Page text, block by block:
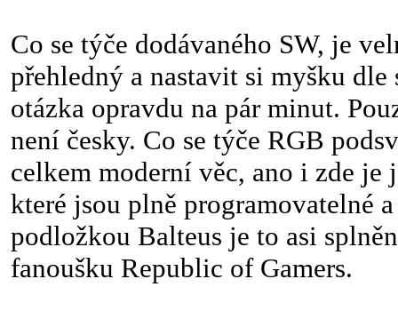
Co se týče dodávaného SW, je
přehledný a nastavit si myšku dle
otázka opravdu na pár minut.
není česky. Co se týče RGB
celkem moderní věc, ano i zde je
které jsou plně programovatelné
podložkou Balteus je to asi
fanoušku Republic of Gamers.